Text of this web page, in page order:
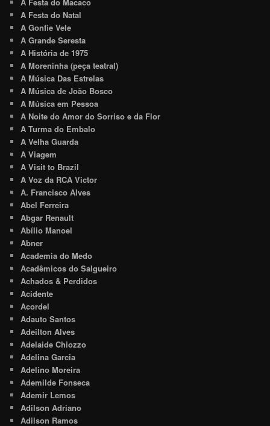
A Festa do Natal
A Gonfie Vele
A Grande Seresta
A História de 1975
A Moreninha (peça teatral)
A Música Das Estrelas
A Música de João Bosco
A Música em Pessoa
A Noite do Amor do Sorriso e da Flor
A Turma do Embalo
A Velha Guarda
A Viagem
A Visit to Brazil
A Voz da RCA Victor
A. Francisco Alves
Abel Ferreira
Abgar Renault
Abílio Manoel
Abner
Academia do Medo
Acadêmicos do Salgueiro
Achados & Perdidos
Acidente
Acordel
Adauto Santos
Adeilton Alves
Adelaide Chiozzo
Adelina Garcia
Adelino Moreira
Ademilde Fonseca
Ademir Lemos
Adilson Adriano
Adilson Ramos